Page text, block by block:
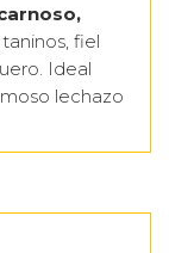
fiel
Ideal
lechazo